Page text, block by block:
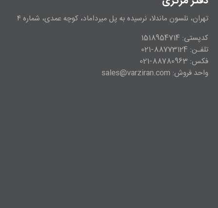
تهران، نلسون ماندلا، نرسیده به پل میرداماد، کوچه عمدی، شماره ۴
کدپستی: 1518954714
تلفـن: 88773124-021
فکس: 88780963-021
واحد فروش: sales@varziran.com